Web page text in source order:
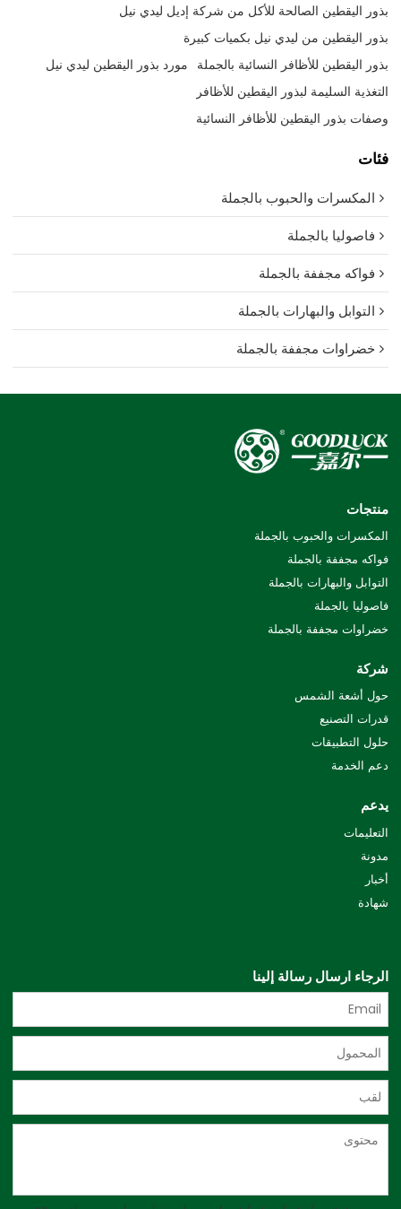
بذور اليقطين الصالحة للأكل من شركة إديل ليدي نيل
بذور اليقطين من ليدي نيل بكميات كبيرة
بذور اليقطين للأظافر النسائية بالجملة مورد بذور اليقطين ليدي نيل
التغذية السليمة لبذور اليقطين للأظافر
وصفات بذور اليقطين للأظافر النسائية
فئات
المكسرات والحبوب بالجملة
فاصوليا بالجملة
فواكه مجففة بالجملة
التوابل والبهارات بالجملة
خضراوات مجففة بالجملة
منتجات
المكسرات والحبوب بالجملة
فواكه مجففة بالجملة
التوابل والبهارات بالجملة
فاصوليا بالجملة
خضراوات مجففة بالجملة
شركة
حول أشعة الشمس
قدرات التصنيع
حلول التطبيقات
دعم الخدمة
يدعم
التعليمات
مدونة
أخبار
شهادة
الرجاء ارسال رسالة إلينا